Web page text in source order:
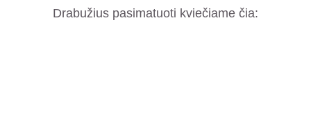
Drabužius pasimatuoti kviečiame čia: